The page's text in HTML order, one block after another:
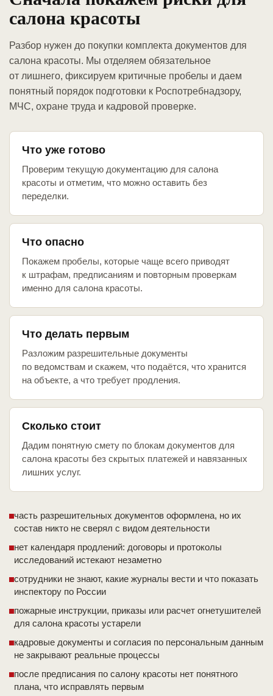
салона красоты
Разбор нужен до покупки комплекта документов для
салона красоты. Мы отделяем обязательное
от лишнего, фиксируем критичные пробелы и даем
понятный порядок подготовки к Роспотребнадзору,
МЧС, охране труда и кадровой проверке.
Что уже готово
Проверим текущую документацию для салона
красоты и отметим, что можно оставить без
переделки.
Что опасно
Покажем пробелы, которые чаще всего приводят
к штрафам, предписаниям и повторным проверкам
именно для салона красоты.
Что делать первым
Разложим разрешительные документы
по ведомствам и скажем, что подаётся, что хранится
на объекте, а что требует продления.
Сколько стоит
Дадим понятную смету по блокам документов для
салона красоты без скрытых платежей и навязанных
лишних услуг.
часть разрешительных документов оформлена, но их
состав никто не сверял с видом деятельности
нет календаря продлений: договоры и протоколы
исследований истекают незаметно
сотрудники не знают, какие журналы вести и что показать
инспектору по России
пожарные инструкции, приказы или расчет огнетушителей
для салона красоты устарели
кадровые документы и согласия по персональным данным
не закрывают реальные процессы
после предписания по салону красоты нет понятного
плана, что исправлять первым